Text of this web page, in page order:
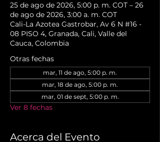
25 de ago de 2026, 5:00 p. m. COT – 26
de ago de 2026, 3:00 a. m. COT
Cali-La Azotea Gastrobar, Av 6 N #16 -
08 PISO 4, Granada, Cali, Valle del
Cauca, Colombia
Otras fechas
mar, 11 de ago, 5:00 p. m.
mar, 18 de ago, 5:00 p. m.
mar, 01 de sept, 5:00 p. m.
Ver 8 fechas
Acerca del Evento